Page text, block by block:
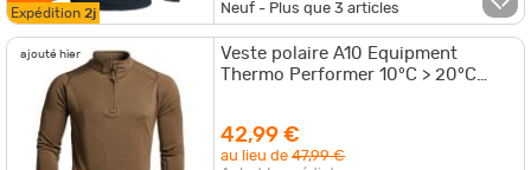
Expédition 2j Neuf - Plus que3 articles
ajouté hier
Veste polaire A10 Equipment
Thermo Performer 10°C > 20°C
42,99 €
au lieu de47,99 €